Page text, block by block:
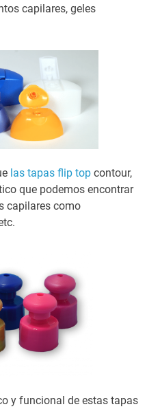
capilares, geles
las tapas flip top contour,
que podemos encontrar
capilares como
y funcional de estas tapas